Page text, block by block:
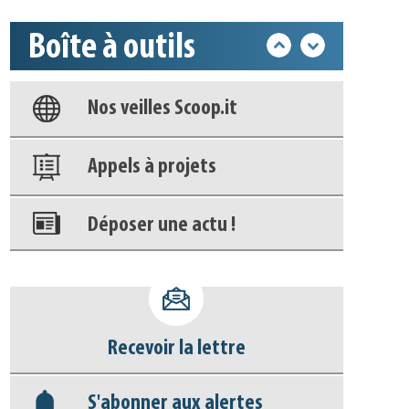
Boîte à outils
Base documentaire
Nos veilles Scoop.it
Appels à projets
Déposer une actu !
déconnecter)
Base documentaire
Recevoir la lettre
S'abonner aux alertes